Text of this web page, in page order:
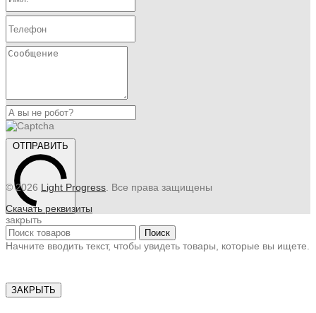
ОТПРАВИТЬ
© 2026 Light Progress . Все права защищены
Скачать реквизиты
закрыть
Поиск
Начните вводить текст, чтобы увидеть товары, которые вы ищете.
ЗАКРЫТЬ